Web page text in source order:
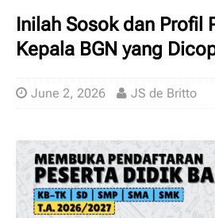
Inilah Sosok dan Profil
Kepala BGN yang
June 2, 2026 JS de Britto